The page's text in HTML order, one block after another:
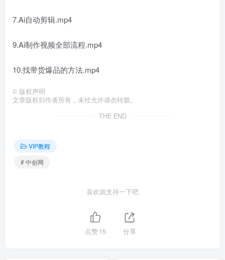
7.Ai自动剪辑.mp4
9.Ai制作视频全部流程.mp4
10.找带货爆品的方法.mp4
© 版权声明
文章版权归作者所有，未经允许请勿转载。
THE END
VIP教程
# 中创网
喜欢就支持一下吧
点赞15 分享